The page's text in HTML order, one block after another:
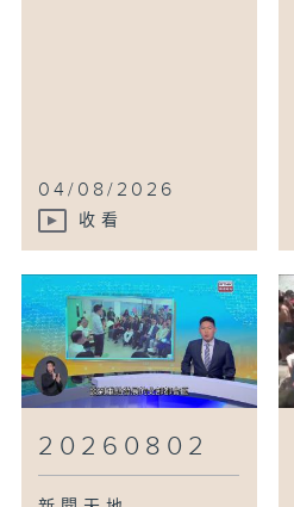
04/08/2026
收看
20260802